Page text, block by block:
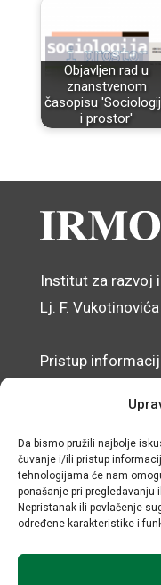
Da bismo pružili najbolje
čuvanje i/ili pristup
tehnologijama će nam
ponašanje pri pregledavanju
Nepristanak ili povlačenje
određene karakteristike i
Objavljen rad u
znanstvenom
časopisu
i prostor'
Institut za razvoj
Lj. F.
Pristup
Izjava o
© IRMO –
OIB: